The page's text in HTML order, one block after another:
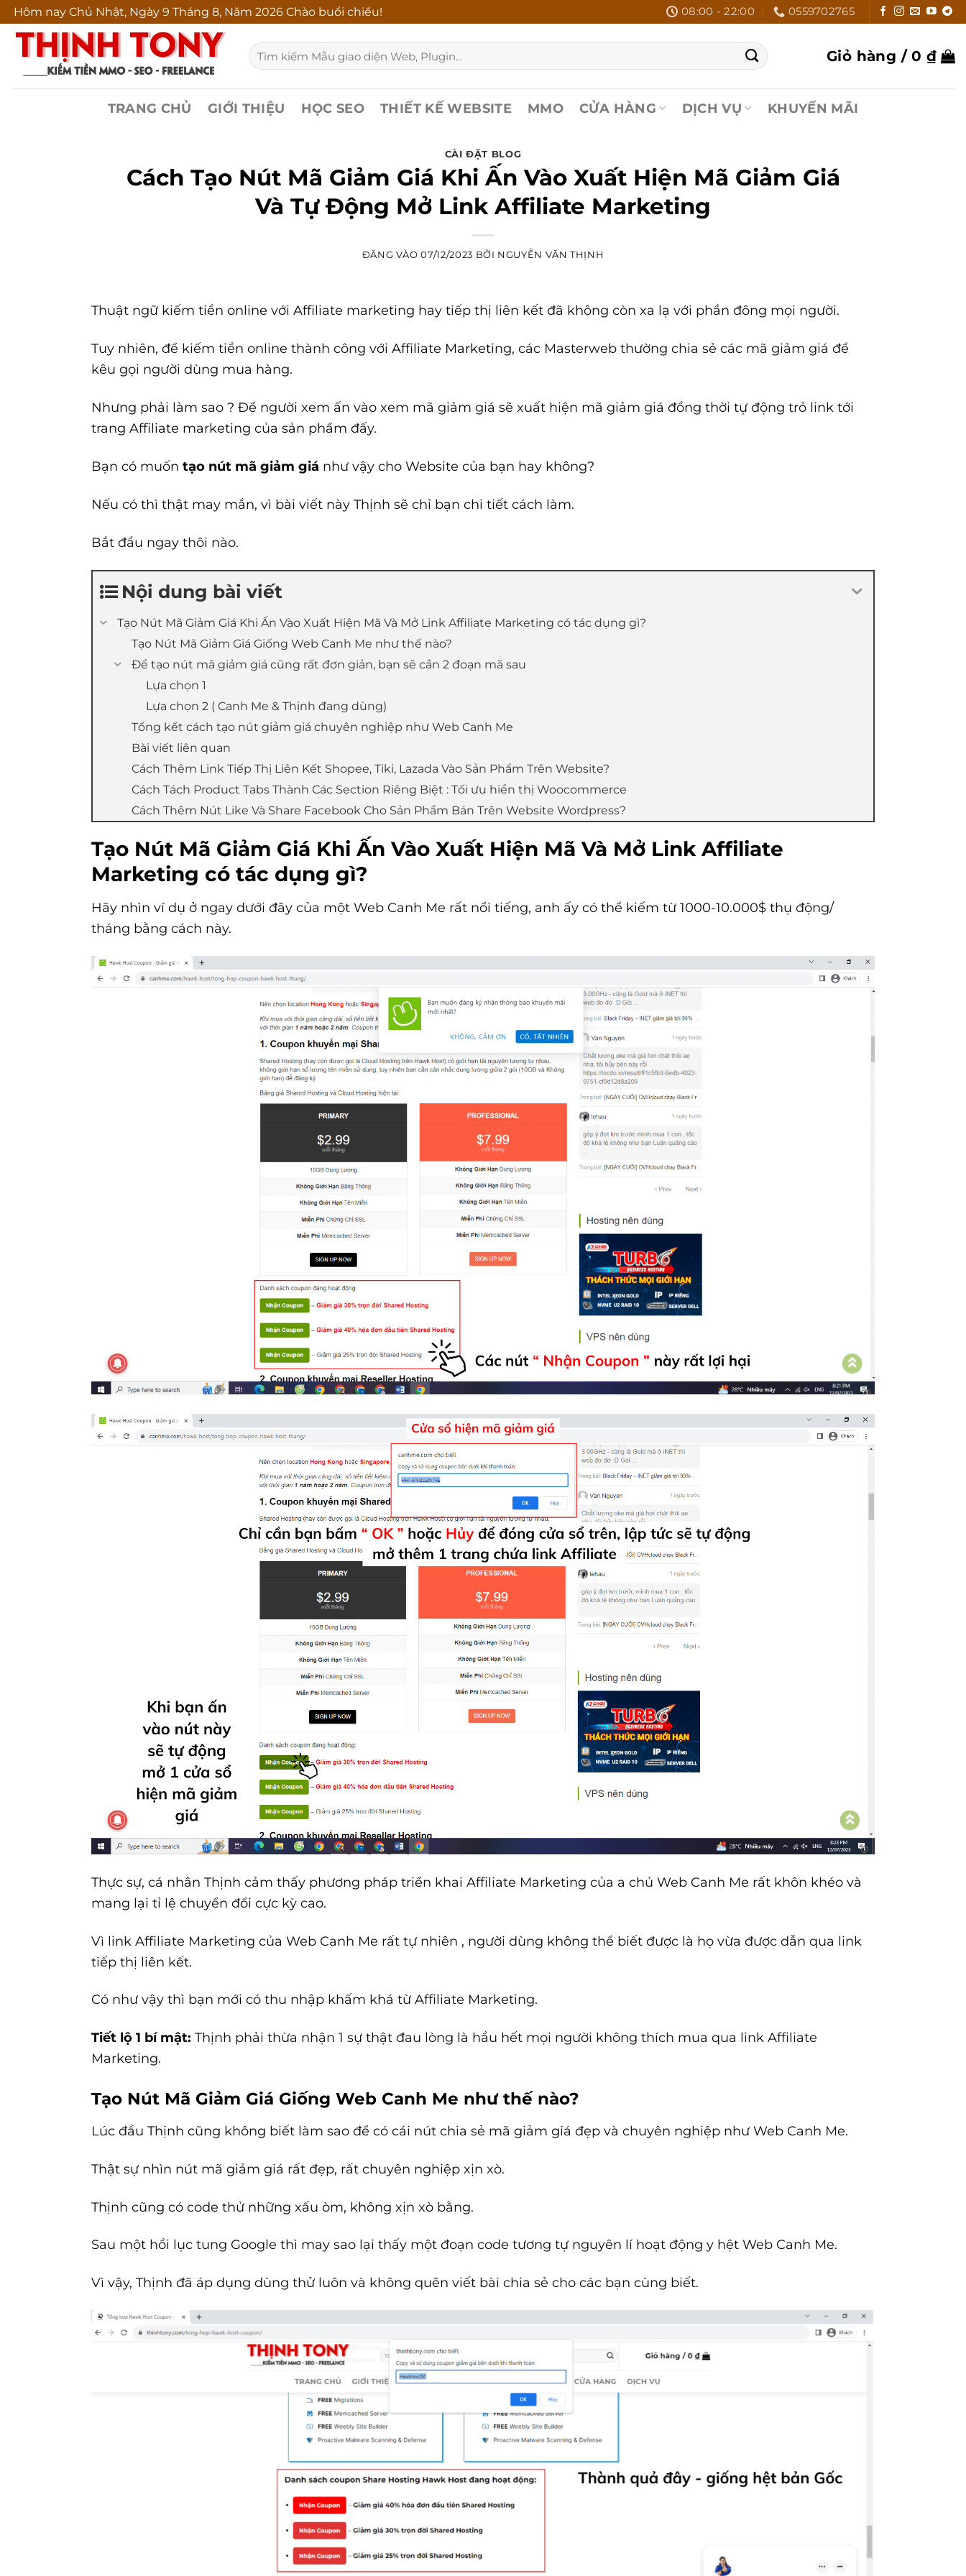
Bỏ
qua
dung
Hôm nay Chủ Nhật, Ngày 9 Tháng 8, Năm 2026 Chào buổi chiều! 08:00 - 22:00 0559702765
Tìm
kiếm:
Giỏ hàng /0₫
TRANG CHỦ GIỚI THIỆU HỌC SEO THIẾT KẾ WEBSITE MMO CỬA HÀNG DỊCH VỤ KHUYẾN MÃI
CÀI ĐẶT BLOG
Cách Tạo Nút Mã Giảm Giá Khi Ấn Vào Xuất Hiện Mã Giảm Giá
Và Tự Động Mở Link Affiliate Marketing
ĐĂNG VÀO07/12/2023 BỞI NGUYỄN VĂN THỊNH
Thuật ngữ kiếm tiền online với Affiliate marketing hay tiếp thị liên kết đã không còn xa lạ với phần đông mọi người.
Tuy nhiên, để kiếm tiền online thành công với Affiliate Marketing, các Masterweb thường chia sẻ các mã giảm giá để
kêu gọi người dùng mua hàng.
Nhưng phải làm sao ? Để người xem ấn vào xem mã giảm giá sẽ xuất hiện mã giảm giá đồng thời tự động trỏ link tới
trang Affiliate marketing của sản phẩm đấy.
Bạn có muốn tạo nút mã giảm giá như vậy cho Website của bạn hay không?
Nếu có thì thật may mắn, vì bài viết này Thịnh sẽ chỉ bạn chi tiết cách làm.
Bắt đầu ngay thôi nào.
Nội dung bài viết
Tạo Nút Mã Giảm Giá Khi Ấn Vào Xuất Hiện Mã Và Mở Link Affiliate Marketing có tác dụng gì?
Tạo Nút Mã Giảm Giá Giống Web Canh Me như thế nào?
Để tạo nút mã giảm giá cũng rất đơn giản, bạn sẽ cần 2 đoạn mã sau
Lựa chọn 1
Lựa chọn 2 ( Canh Me & Thịnh đang dùng)
Tổng kết cách tạo nút giảm giá chuyên nghiệp như Web Canh Me
Bài viết liên quan
Cách Thêm Link Tiếp Thị Liên Kết Shopee, Tiki, Lazada Vào Sản Phẩm Trên Website?
Cách Tách Product Tabs Thành Các Section Riêng Biệt : Tối ưu hiển thị Woocommerce
Cách Thêm Nút Like Và Share Facebook Cho Sản Phẩm Bán Trên Website Wordpress?
Tạo Nút Mã Giảm Giá Khi Ấn Vào Xuất Hiện Mã Và Mở Link Affiliate
Marketing có tác dụng gì?
Hãy nhìn ví dụ ở ngay dưới đây của một Web Canh Me rất nổi tiếng, anh ấy có thể kiếm từ 1000-10.000$ thụ động/
tháng bằng cách này.
Thực sự, cá nhân Thịnh cảm thấy phương pháp triển khai Affiliate Marketing của a chủ Web Canh Me rất khôn khéo và
mang lại tỉ lệ chuyển đổi cực kỳ cao.
Vì link Affiliate Marketing của Web Canh Me rất tự nhiên , người dùng không thể biết được là họ vừa được dẫn qua link
tiếp thị liên kết.
Có như vậy thì bạn mới có thu nhập khấm khá từ Affiliate Marketing.
Tiết lộ 1 bí mật: Thịnh phải thừa nhận 1 sự thật đau lòng là hầu hết mọi người không thích mua qua link Affiliate
Marketing.
Tạo Nút Mã Giảm Giá Giống Web Canh Me như thế nào?
Lúc đầu Thịnh cũng không biết làm sao để có cái nút chia sẻ mã giảm giá đẹp và chuyên nghiệp như Web Canh Me.
Thật sự nhìn nút mã giảm giá rất đẹp, rất chuyên nghiệp xịn xò.
Thịnh cũng có code thử những xấu òm, không xịn xò bằng.
Sau một hồi lục tung Google thì may sao lại thấy một đoạn code tương tự nguyên lí hoạt động y hệt Web Canh Me.
Vì vậy, Thịnh đã áp dụng dùng thử luôn và không quên viết bài chia sẻ cho các bạn cùng biết.